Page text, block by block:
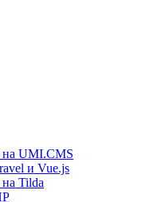
на UMI.CMS
и Vue.js
на Tilda